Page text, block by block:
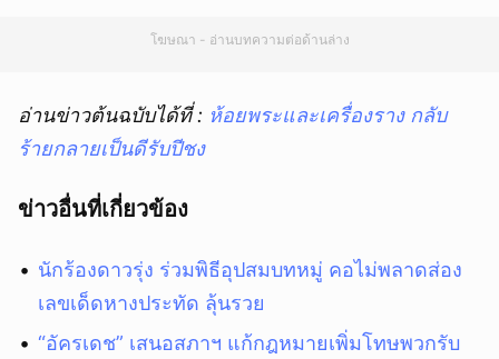
โฆษณา - อ่านบทความต่อด้านล่าง
อ่านข่าวต้นฉบับได้ที่ : ห้อยพระและเครื่องราง กลับ
ร้ายกลายเป็นดีรับปีชง
ข่าวอื่นที่เกี่ยวข้อง
นักร้องดาวรุ่ง ร่วมพิธีอุปสมบทหมู่ คอไม่พลาดส่อง
เลขเด็ดหางประทัด ลุ้นรวย
“อัครเดช” เสนอสภาฯ แก้กฎหมายเพิ่มโทษพวกรับ